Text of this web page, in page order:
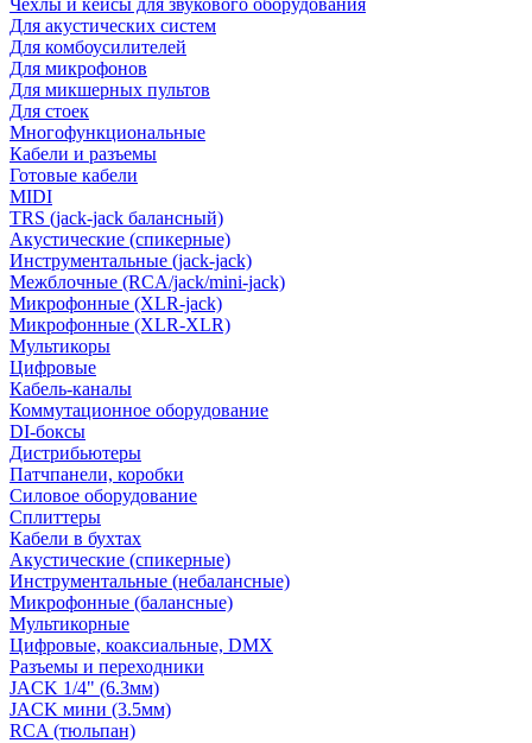
Чехлы и кейсы для звукового оборудования
Для акустических систем
Для комбоусилителей
Для микрофонов
Для микшерных пультов
Для стоек
Многофункциональные
Кабели и разъемы
Готовые кабели
MIDI
TRS (jack-jack балансный)
Акустические (спикерные)
Инструментальные (jack-jack)
Межблочные (RCA/jack/mini-jack)
Микрофонные (XLR-jack)
Микрофонные (XLR-XLR)
Мультикоры
Цифровые
Кабель-каналы
Коммутационное оборудование
DI-боксы
Дистрибьютеры
Патчпанели, коробки
Силовое оборудование
Сплиттеры
Кабели в бухтах
Акустические (спикерные)
Инструментальные (небалансные)
Микрофонные (балансные)
Мультикорные
Цифровые, коаксиальные, DMX
Разъемы и переходники
JACK 1/4" (6.3мм)
JACK мини (3.5мм)
RCA (тюльпан)